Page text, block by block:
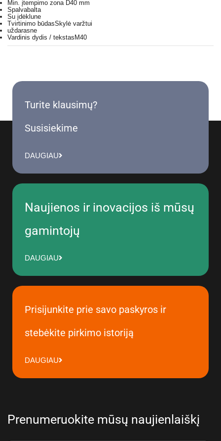
Min. įtempimo zona D40 mm
Spalvabalta
Su įdėklune
Tvirtinimo būdasSkylė varžtui
uždarasne
Vardinis dydis / tekstas M40
Turite klausimų?
Susisiekime
DAUGIAU
Naujienos ir inovacijos iš mūsų
gamintojų
DAUGIAU
Prisijunkite prie savo paskyros ir
stebėkite pirkimo istoriją
DAUGIAU
Prenumeruokite mūsų naujienlaiškį